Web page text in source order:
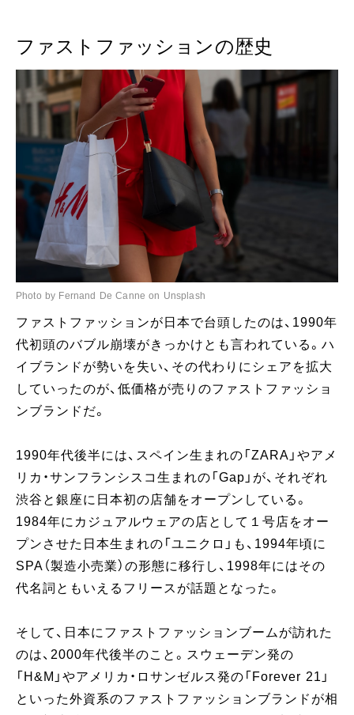
ファストファッションの歴史
Photo by Fernand De Canne on Unsplash
ファストファッションが日本で台頭したのは、1990年
代初頭のバブル崩壊がきっかけとも言われている。ハ
イブランドが勢いを失い、その代わりにシェアを拡大
していったのが、低価格が売りのファストファッショ
ンブランドだ。
1990年代後半には、スペイン生まれの「ZARA」やアメ
リカ・サンフランシスコ生まれの「Gap」が、それぞれ
渋谷と銀座に日本初の店舗をオープンしている。
1984年にカジュアルウェアの店として１号店をオー
プンさせた日本生まれの「ユニクロ」も、1994年頃に
SPA（製造小売業）の形態に移行し、1998年にはその
代名詞ともいえるフリースが話題となった。
そして、日本にファストファッションブームが訪れた
のは、2000年代後半のこと。スウェーデン発の
「H&M」やアメリカ・ロサンゼルス発の「Forever 21」
といった外資系のファストファッションブランドが相